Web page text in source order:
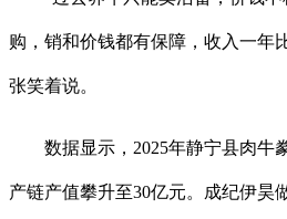
购，销和价钱都有保障，收入一年
张笑着说。
数据显示，2025年静宁县肉牛
产链产值攀升至30亿元。成纪伊昊